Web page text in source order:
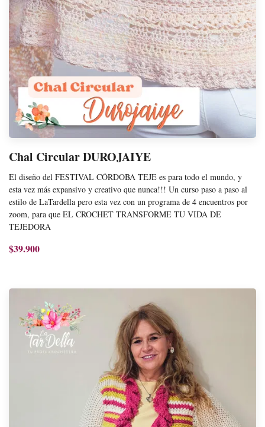
Chal Circular DUROJAIYE
El diseño del FESTIVAL CÓRDOBA TEJE es para todo el mundo, y
esta vez más expansivo y creativo que nunca!!! Un curso paso a paso al
estilo de LaTardella pero esta vez con un programa de 4 encuentros por
zoom, para que EL CROCHET TRANSFORME TU VIDA DE
TEJEDORA
$39.900